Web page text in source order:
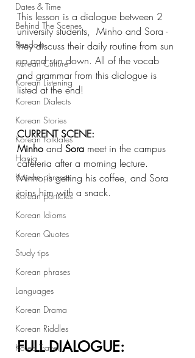
Dates & Time
Behind The Scenes
Random
Korean Culture
Korean Listening
Korean Dialects
Korean Stories
Korean Folktales
Hanja
Korean phrases
Korean particles
Korean Idioms
Korean Quotes
Study tips
Korean phrases
Languages
Korean Drama
Korean Riddles
Korea Travel
This lesson is a dialogue between 2
university students,  Minho and Sora -
they discuss their daily routine from sun
up and sun down. All of the vocab
and grammar from this dialogue is
listed at the end!
CURRENT SCENE:
Minho and Sora meet in the campus
cafeteria after a morning lecture.
Minho is getting his coffee, and Sora
joins him with a snack.
FULL DIALOGUE: